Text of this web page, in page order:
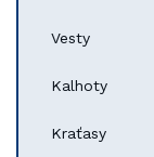
Vesty
Kalhoty
Kraťasy